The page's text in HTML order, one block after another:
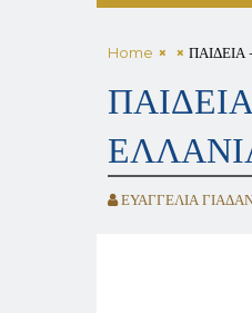
Home
ΕΥΑΓΓΕΛΙΑ